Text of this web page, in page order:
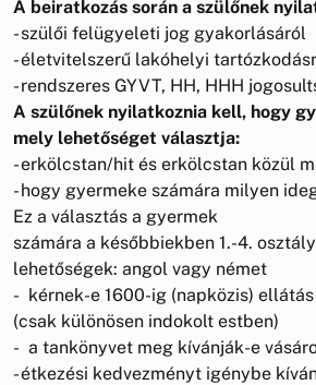
A beiratkozás során a szülőnek
- szülői felügyeleti jog gyakorlásáról
- életvitelszerű lakóhelyi
- rendszeres GYVT, HH, HHH
A szülőnek nyilatkoznia kell, hogy
mely lehetőséget választja:
- erkölcstan/hit és erkölcstan közül
- hogy gyermeke számára milyen
Ez a választás a gyermek
számára a későbbiekben 1.-4.
lehetőségek: angol vagy német
- kérnek-e 1600-ig (napközis)
(csak különösen indokolt estben)
- a tankönyvet meg kívánják-e
- étkezési kedvezményt igénybe